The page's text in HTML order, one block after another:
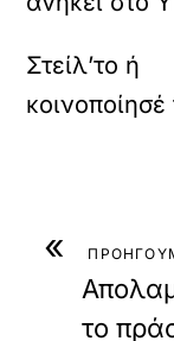
«
το